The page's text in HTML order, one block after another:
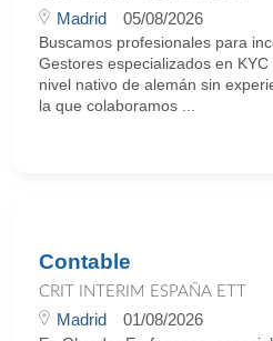
Madrid 05/08/2026
Buscamos profesionales para
Gestores especializados en
nivel nativo de alemán sin
la que colaboramos ...
Contable
CRIT INTERIM ESPAÑA ETT
Madrid 01/08/2026